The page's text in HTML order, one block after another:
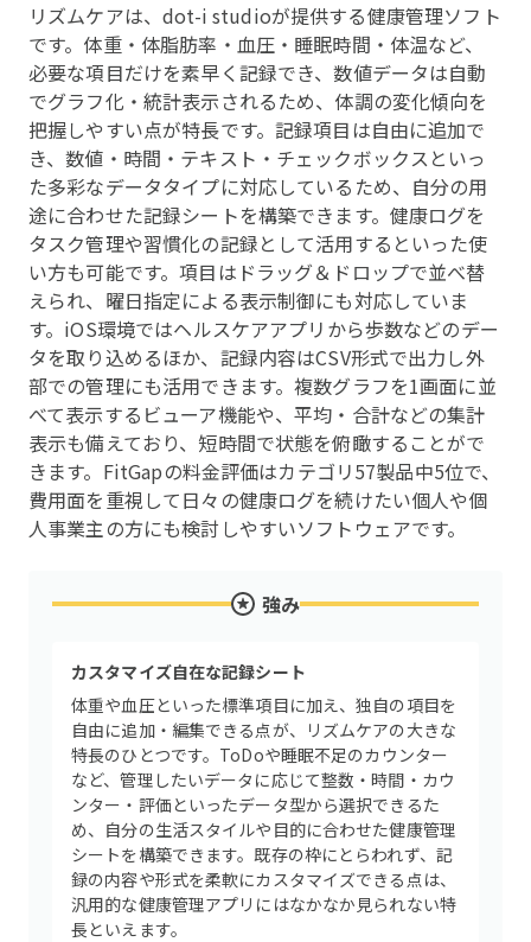
リズムケアは、dot-i studioが提供する健康管理ソフト
です。体重・体脂肪率・血圧・睡眠時間・体温など、
必要な項目だけを素早く記録でき、数値データは自動
でグラフ化・統計表示されるため、体調の変化傾向を
把握しやすい点が特長です。記録項目は自由に追加で
き、数値・時間・テキスト・チェックボックスといっ
た多彩なデータタイプに対応しているため、自分の用
途に合わせた記録シートを構築できます。健康ログを
タスク管理や習慣化の記録として活用するといった使
い方も可能です。項目はドラッグ＆ドロップで並べ替
えられ、曜日指定による表示制御にも対応していま
す。iOS環境ではヘルスケアアプリから歩数などのデー
タを取り込めるほか、記録内容はCSV形式で出力し外
部での管理にも活用できます。複数グラフを1画面に並
べて表示するビューア機能や、平均・合計などの集計
表示も備えており、短時間で状態を俯瞰することがで
きます。FitGapの料金評価はカテゴリ57製品中5位で、
費用面を重視して日々の健康ログを続けたい個人や個
人事業主の方にも検討しやすいソフトウェアです。
強み
カスタマイズ自在な記録シート
体重や血圧といった標準項目に加え、独自の項目を
自由に追加・編集できる点が、リズムケアの大きな
特長のひとつです。ToDoや睡眠不足のカウンター
など、管理したいデータに応じて整数・時間・カウ
ンター・評価といったデータ型から選択できるた
め、自分の生活スタイルや目的に合わせた健康管理
シートを構築できます。既存の枠にとらわれず、記
録の内容や形式を柔軟にカスタマイズできる点は、
汎用的な健康管理アプリにはなかなか見られない特
長といえます。